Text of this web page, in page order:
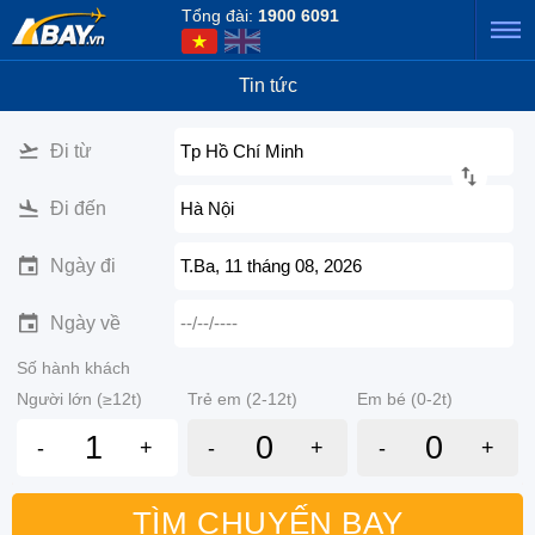
Tổng đài: 1900 6091
Tin tức
Đi từ Tp Hồ Chí Minh
Đi đến Hà Nội
Ngày đi T.Ba, 11 tháng 08, 2026
Ngày về --/--/----
Số hành khách
Người lớn (≥12t)
Trẻ em (2-12t) Em bé (0-2t)
- + - + - +
TÌM CHUYẾN BAY